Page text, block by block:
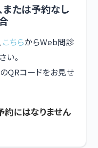
または予約なし
こちらからWeb問診
い。
QRコードをお見せ
約にはなりません